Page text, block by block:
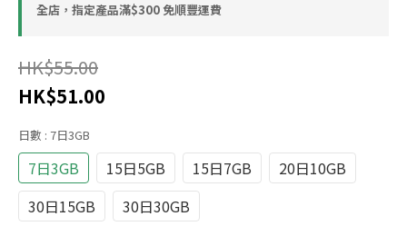
全店，指定產品滿$300 免順豐運費
HK$55.00
HK$51.00
日數 : 7日3GB
7日3GB 15日5GB 15日7GB
20日10GB
30日15GB
30日30GB